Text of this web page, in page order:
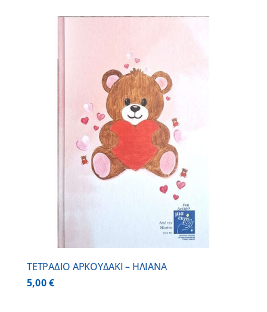
ΤΕΤΡΑΔΙΟ ΑΡΚΟΥΔΑΚΙ – ΗΛΙΑΝΑ
5,00€